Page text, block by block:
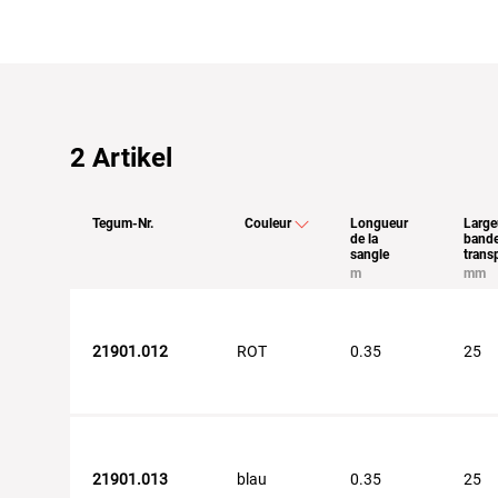
2 Artikel
Tegum-Nr. Couleur
Longueur
de la
sangle
m
mm
21901.012 ROT 0.35 25
21901.013 blau 0.35 25